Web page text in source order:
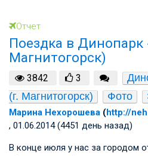
Отчет
Поездка в Динопарк
Магнитогорск)
3842 3
(г. Магнитогорск)
Фото
Марина Нехорошева (http://
, 01.06.2014 (4451 день назад)
В конце июля у нас за городом